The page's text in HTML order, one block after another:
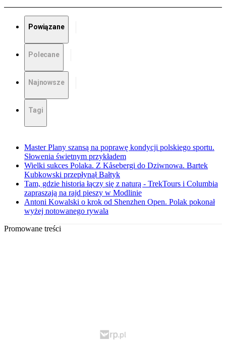
Powiązane
Polecane
Najnowsze
Tagi
Master Plany szansą na poprawę kondycji polskiego sportu.
Słowenia świetnym przykładem
Wielki sukces Polaka. Z Kåsebergi do Dziwnowa. Bartek
Kubkowski przepłynął Bałtyk
Tam, gdzie historia łączy się z naturą - TrekTours i Columbia
zapraszają na rajd pieszy w Modlinie
Antoni Kowalski o krok od Shenzhen Open. Polak pokonał
wyżej notowanego rywala
Promowane treści